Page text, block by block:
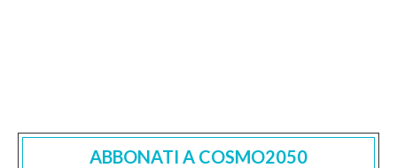
ABBONATI A COSMO2050